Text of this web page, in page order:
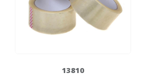
13810